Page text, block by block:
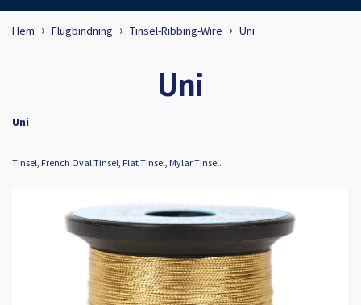
Hem Flugbindning Tinsel-Ribbing-Wire Uni
Uni
Uni
Tinsel, French Oval Tinsel, Flat Tinsel, Mylar Tinsel.